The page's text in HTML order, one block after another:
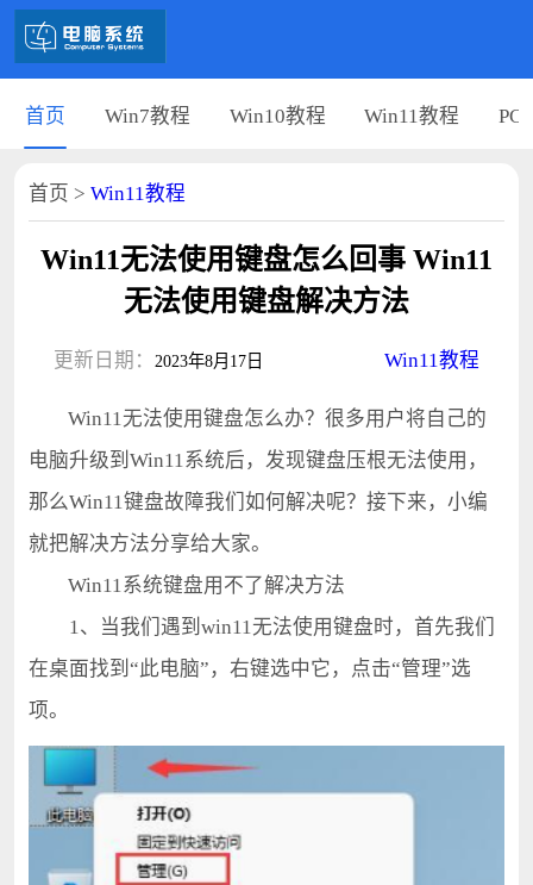
首页 Win7教程 Win10教程 Win11教程 PC
首页 > Win11教程
Win11无法使用键盘怎么回事 Win11
无法使用键盘解决方法
更新日期： 2023年8月17日 Win11教程
Win11无法使用键盘怎么办？很多用户将自己的
电脑升级到Win11系统后，发现键盘压根无法使用，
那么Win11键盘故障我们如何解决呢？接下来，小编
就把解决方法分享给大家。
Win11系统键盘用不了解决方法
1、当我们遇到win11无法使用键盘时，首先我们
在桌面找到“此电脑”，右键选中它，点击“管理”选
项。